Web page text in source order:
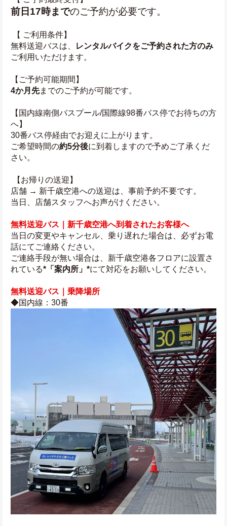
前日17時までのご予約が必要です。
【 ご利用条件】
無料送迎バスは、
レンタルバイクをご予約された方のみ
ご利用いただけます。
【ご予約可能期間】
4か月先までのご予約が可能です。
【国内線南側バスプール/国際線98番バス停でお待ちの方
へ】
30番バス停経由でお迎えに上がります。
ご希望時間の約5分後に到着しますので予めご了承くだ
さい。
【お帰りの送迎】
店舗 → 新千歳空港への送迎は、事前予約不要です。
当日、店舗スタッフへお声がけください。
無料送迎バス｜新千歳空港へ到着されたお客様へ
当日の変更やキャンセル、乗り遅れた場合は、必ずお電
話にてご連絡ください。
ご連絡手段が無い場合は、新千歳空港各フロアに設置さ
れている*「案内所」*にて対応をお願いしてください。
無料送迎バス｜乗降場所
◆国内線：30番